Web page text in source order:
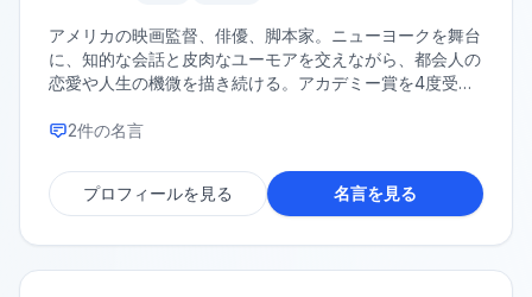
アメリカの映画監督、俳優、脚本家。ニューヨークを舞台
に、知的な会話と皮肉なユーモアを交えながら、都会人の
恋愛や人生の機微を描き続ける。アカデミー賞を4度受賞
2件の名言
プロフィールを見る 名言を見る